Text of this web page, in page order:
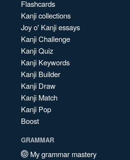
Flashcards
Kanji collections
Joy o' Kanji essays
Kanji Challenge
Kanji Quiz
Kanji Keywords
Kanji Builder
Kanji Draw
Kanji Match
Kanji Pop
Boost
GRAMMAR
My grammar mastery